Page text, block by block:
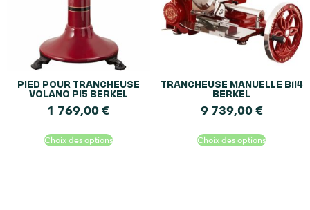
PIED POUR TRANCHEUSE
VOLANO P15 BERKEL
1 769,00€
Choix des options
TRANCHEUSE MANUELLE B114
BERKEL
9 739,00€
Choix des options